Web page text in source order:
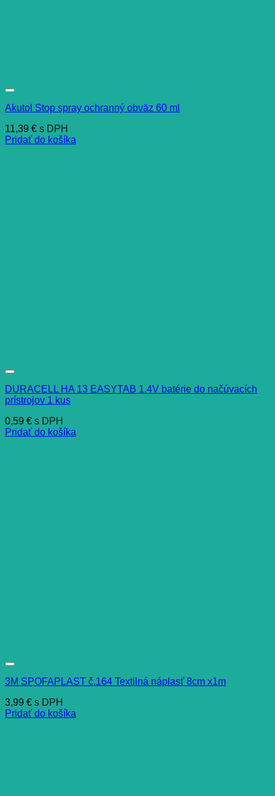
Akutol Stop spray ochranný obväz 60 ml
11,39 € s DPH
Pridať do košíka
DURACELL HA 13 EASYTAB 1.4V batérie do načúvacích
prístrojov 1 kus
0,59 € s DPH
Pridať do košíka
3M SPOFAPLAST č.164 Textilná náplasť 8cm x1m
3,99 € s DPH
Pridať do košíka